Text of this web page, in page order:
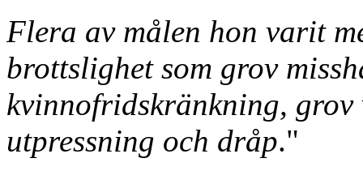
Flera av målen hon varit
brottslighet som grov
kvinnofridskränkning,
utpressning och dråp."